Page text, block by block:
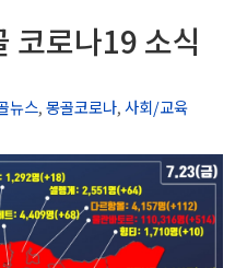
코로나19 소식
뉴스,몽골코로나,사회/교육